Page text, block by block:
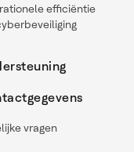
efficiëntie
vragen